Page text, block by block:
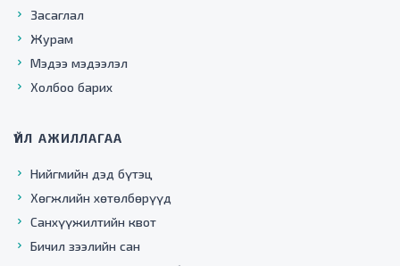
Засаглал
Журам
Мэдээ мэдээлэл
Холбоо барих
ҮЙЛ АЖИЛЛАГАА
Нийгмийн дэд бүтэц
Хөгжлийн хөтөлбөрүүд
Санхүүжилтийн квот
Бичил зээлийн сан